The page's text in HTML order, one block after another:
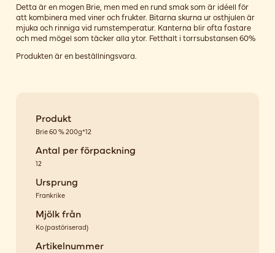
Detta är en mogen Brie, men med en rund smak som är idéell för
att kombinera med viner och frukter. Bitarna skurna ur osthjulen är
mjuka och rinniga vid rumstemperatur. Kanterna blir ofta fastare
och med mögel som täcker alla ytor. Fetthalt i torrsubstansen 60%
Produkten är en beställningsvara.
Produkt
Brie 60 % 200g*12
Antal per förpackning
12
Ursprung
Frankrike
Mjölk från
Ko(pastöriserad)
Artikelnummer